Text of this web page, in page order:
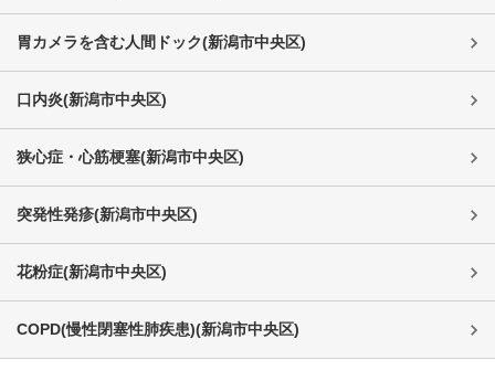
胃カメラを含む人間ドック(新潟市中央区)
口内炎(新潟市中央区)
狭心症・心筋梗塞(新潟市中央区)
突発性発疹(新潟市中央区)
花粉症(新潟市中央区)
COPD(慢性閉塞性肺疾患)(新潟市中央区)